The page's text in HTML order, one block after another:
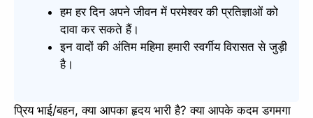
हम हर दिन अपने जीवन में परमेश्वर की प्रतिज्ञाओं को
दावा कर सकते हैं।
इन वादों की अंतिम महिमा हमारी स्वर्गीय विरासत से जुड़ी
है।
प्रिय भाई/बहन, क्या आपका हृदय भारी है? क्या आपके कदम डगमगा